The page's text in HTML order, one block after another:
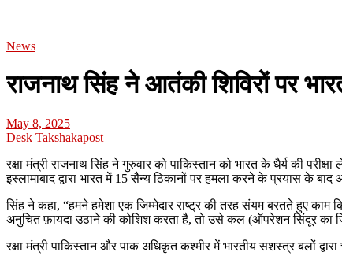
News
राजनाथ सिंह ने आतंकी शिविरों पर
May 8, 2025
Desk Takshakapost
रक्षा मंत्री राजनाथ सिंह ने गुरुवार को पाकिस्तान को भारत के धैर्य की
इस्लामाबाद द्वारा भारत में 15 सैन्य ठिकानों पर हमला करने के प्रयास के
सिंह ने कहा, “हमने हमेशा एक जिम्मेदार राष्ट्र की तरह संयम बरतते हुए
अनुचित फ़ायदा उठाने की कोशिश करता है, तो उसे कल (ऑपरेशन सिंदूर का
रक्षा मंत्री पाकिस्तान और पाक अधिकृत कश्मीर में भारतीय सशस्त्र बलों